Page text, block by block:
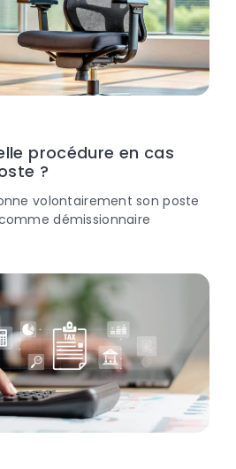
procédure en cas
?
volontairement son poste
démissionnaire